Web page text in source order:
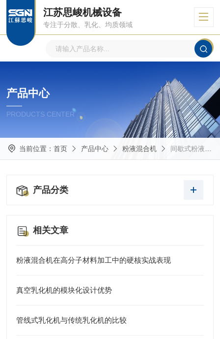
江苏思峻机械设备
专注于分散、乳化、均质领域
产品中心
PRODUCTS CENTER
当前位置： 首页 产品中心 粉液混合机 间歇式粉液混合机
产品分类
相关文章
粉液混合机在高分子材料加工中的硬核实战表现
真空乳化机的模块化设计优势
管线式乳化机与传统乳化机的比较